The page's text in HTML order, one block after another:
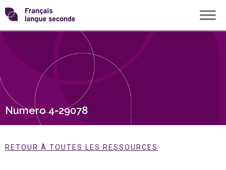
Skip
to
content
Transformons
langue
Numero 4-29078
RETOUR À TOUTES LES RESSOURCES